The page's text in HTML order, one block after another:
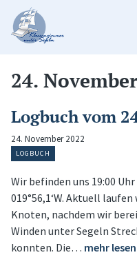
24.
Logbuch vom
24. November 2022
LOGBUCH
Wir befinden uns 19:00
019°56,1‘W. Aktuell
Knoten, nachdem wir
Winden unter Segeln
konnten. Die… mehr lesen